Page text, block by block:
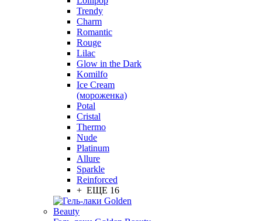
Trendy
Charm
Romantic
Rouge
Lilac
Glow in the Dark
Komilfo
Ice Cream
(мороженка)
Potal
Cristal
Thermo
Nude
Platinum
Allure
Sparkle
Reinforced
+ ЕЩЕ 16